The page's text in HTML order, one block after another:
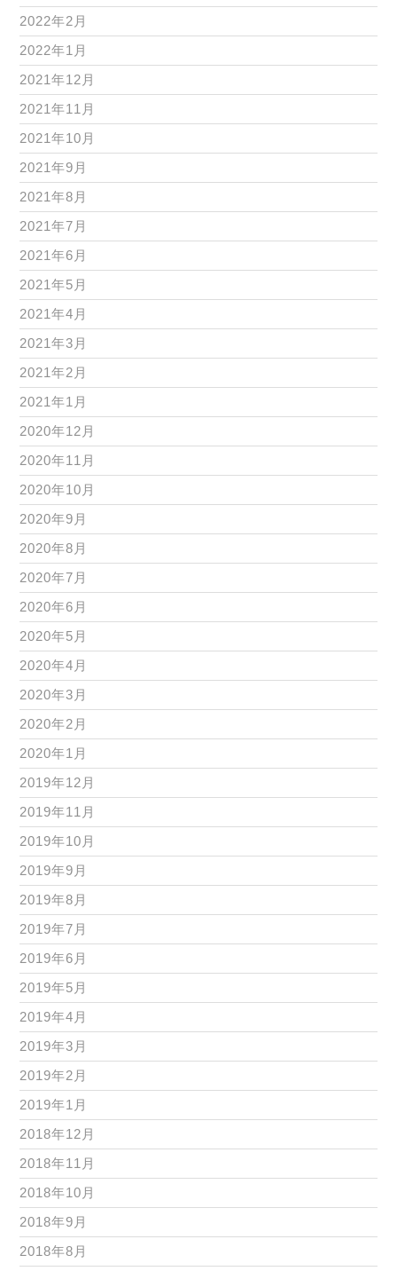
2022年2月
2022年1月
2021年12月
2021年11月
2021年10月
2021年9月
2021年8月
2021年7月
2021年6月
2021年5月
2021年4月
2021年3月
2021年2月
2021年1月
2020年12月
2020年11月
2020年10月
2020年9月
2020年8月
2020年7月
2020年6月
2020年5月
2020年4月
2020年3月
2020年2月
2020年1月
2019年12月
2019年11月
2019年10月
2019年9月
2019年8月
2019年7月
2019年6月
2019年5月
2019年4月
2019年3月
2019年2月
2019年1月
2018年12月
2018年11月
2018年10月
2018年9月
2018年8月